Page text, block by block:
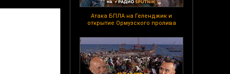
Атака БПЛА на Геленджик и
открытие Ормузского пролива